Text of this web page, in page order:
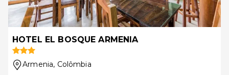
HOTEL EL BOSQUE ARMENIA
Armenia, Colômbia